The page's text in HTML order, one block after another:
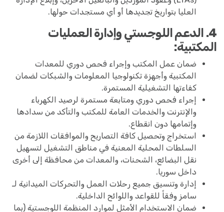
العليا بتواريخ تجديدها أو أي مستجدات حولها.
4. الدعم اللوجستي وإدارة العمليات
المكتبية:
ضمان عمل المكتب وإجراء فحص دوري للمعدات
المكتبية وأجهزة تكنولوجيا المعلومات والشبكات لضمان
كفاءتها التشغيلية المستمرة.
إجراء فحص دوري ومتابعة مستمرة لرصيد الكهرباء
والإنترنت والخدمات العامة للمكتب والتأكد من سدادها
وإتمامها دون انقطاع.
استخراج وتحصيل كافة التصاريح والموافقات اللازمة من
السلطات المحلية المعنية في مناطق التشغيل لتسهيل
نقل البضائع، الشحنات، والمعدات من محافظة إلى أخرى
داخل سوريا.
إدارة وتنسيق جميع رحلات العمل والتحركات الميدانية لـ
سامز وفقاً للقواعد واللوائح الداخلية.
ضمان الاستخدام الأمثل لموارد المنظمة اللوجستية (بما